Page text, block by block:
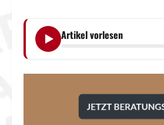
Artikel vorlesen